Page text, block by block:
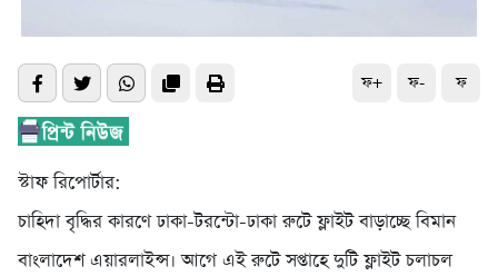
ফ+ ফ- ফ
স্টাফ রিপোর্টার:
চাহিদা বৃদ্ধির কারণে ঢাকা-টরন্টো-ঢাকা রুটে ফ্লাইট বাড়াচ্ছে বিমান
বাংলাদেশ এয়ারলাইন্স। আগে এই রুটে সপ্তাহে দুটি ফ্লাইট চলাচল